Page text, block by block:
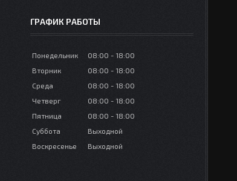
ГРАФИК РАБОТЫ
Понедельник 08:00
18:00
Вторник
08:00
18:00
Среда
08:00
18:00
Четверг
08:00
18:00
Пятница
08:00
18:00
Суббота
Выходной
Воскресенье
Выходной